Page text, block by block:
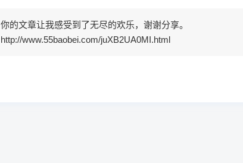
你的文章让我感受到了无尽的欢乐，谢谢分享。
http://www.55baobei.com/juXB2UA0MI.html